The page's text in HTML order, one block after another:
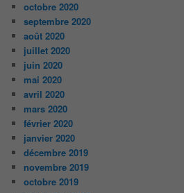
octobre 2020
septembre 2020
août 2020
juillet 2020
juin 2020
mai 2020
avril 2020
mars 2020
février 2020
janvier 2020
décembre 2019
novembre 2019
octobre 2019